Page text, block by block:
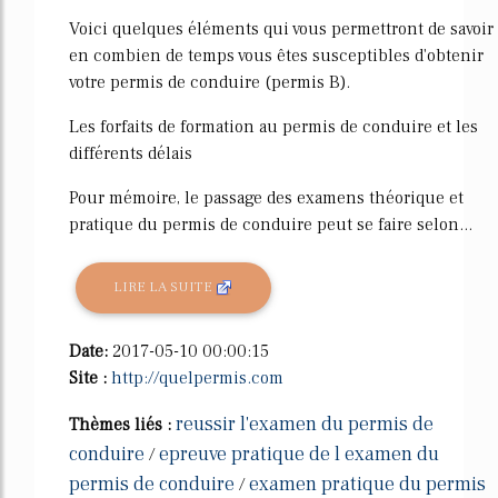
Voici quelques éléments qui vous permettront de savoir
en combien de temps vous êtes susceptibles d'obtenir
votre permis de conduire (permis B).
Les forfaits de formation au permis de conduire et les
différents délais
Pour mémoire, le passage des examens théorique et
pratique du permis de conduire peut se faire selon...
LIRE LA SUITE
Date: 2017-05-10 00:00:15
Site : http://quelpermis.com
Thèmes liés : reussir l'examen du permis de
conduire /epreuve pratique de l examen du
permis de conduire /examen pratique du permis